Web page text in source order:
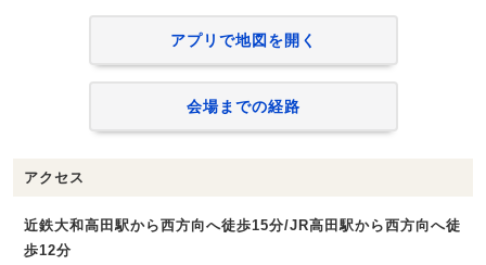
アプリで地図を開く
会場までの経路
アクセス
近鉄大和高田駅から西方向へ徒歩15分/JR高田駅から西方向へ徒
歩12分